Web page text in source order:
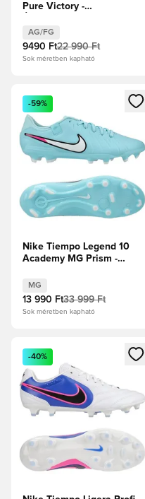
Pure Victory -
cipők/Core Black
AG/FG
9490 Ft22 990 Ft
Sok méretben kapható
Megnyit egy modált a
-59%
Nike Tiempo Legend 10
Academy MG Prism -
MG
13 990 Ft33 999 Ft
Sok méretben kapható
Megnyit egy modált a
-40%